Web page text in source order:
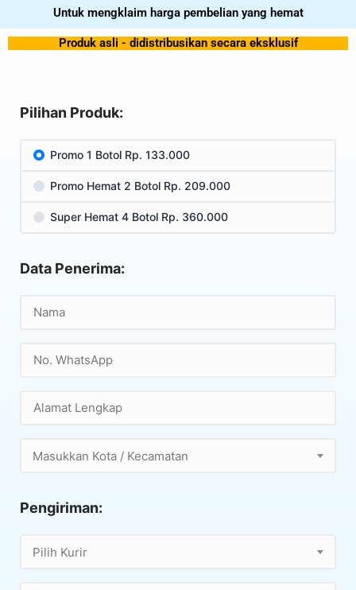
Untuk mengklaim harga pembelian yang hemat
Produk asli - didistribusikan secara eksklusif
Pilihan Produk:
Promo 1 Botol Rp. 133.000
Promo Hemat 2 Botol Rp. 209.000
Super Hemat 4 Botol Rp. 360.000
Data Penerima:
Masukkan Kota / Kecamatan
Pengiriman:
Pilih Kurir